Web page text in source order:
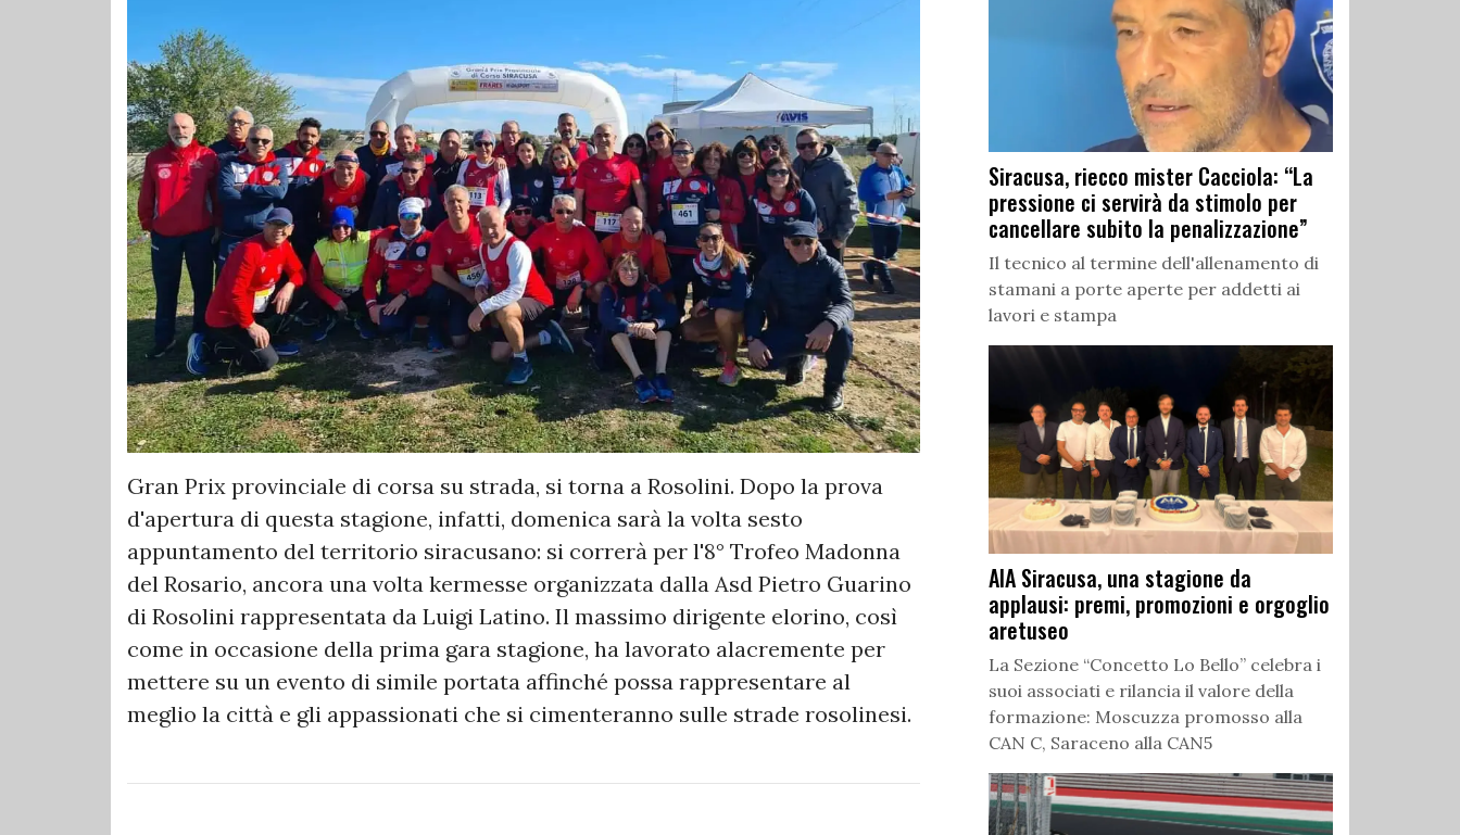
Gran Prix provinciale di corsa su strada, si torna a Rosolini. Dopo la prova
d'apertura di questa stagione, infatti, domenica sarà la volta sesto
appuntamento del territorio siracusano: si correrà per l'8° Trofeo Madonna
del Rosario, ancora una volta kermesse organizzata dalla Asd Pietro Guarino
di Rosolini rappresentata da Luigi Latino. Il massimo dirigente elorino, così
come in occasione della prima gara stagione, ha lavorato alacremente per
mettere su un evento di simile portata affinché possa rappresentare al
meglio la città e gli appassionati che si cimenteranno sulle strade rosolinesi.
Siracusa, riecco mister Cacciola: “La
pressione ci servirà da stimolo per
cancellare subito la penalizzazione”
Il tecnico al termine dell'allenamento di
stamani a porte aperte per addetti ai
lavori e stampa
AIA Siracusa, una stagione da
applausi: premi, promozioni e orgoglio
aretuseo
La Sezione “Concetto Lo Bello” celebra i
suoi associati e rilancia il valore della
formazione: Moscuzza promosso alla
CAN C, Saraceno alla CAN5